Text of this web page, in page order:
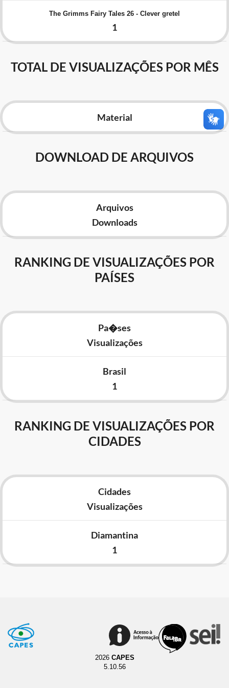
Advocacia-Geral da União
Banco Central do Brasil
The Grimms Fairy Tales 26 - Clever gretel
1
TOTAL DE VISUALIZAÇÕES POR MÊS
Material
DOWNLOAD DE ARQUIVOS
Arquivos
Downloads
RANKING DE VISUALIZAÇÕES POR
PAÍSES
Pa�ses
Visualizações
Brasil
1
RANKING DE VISUALIZAÇÕES POR
CIDADES
Cidades
Visualizações
Diamantina
1
2026 CAPES
5.10.56